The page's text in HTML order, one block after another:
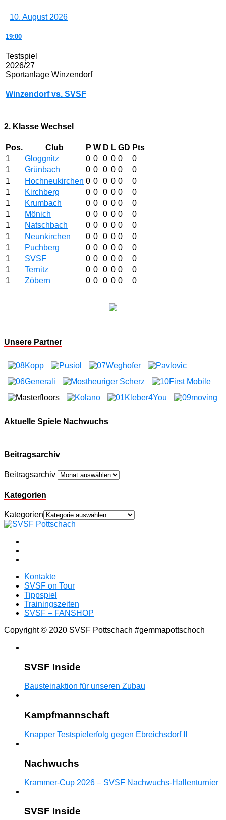
10. August 2026
19:00
Testspiel
2026/27
Sportanlage Winzendorf
Winzendorf vs. SVSF
2. Klasse Wechsel
Pos. Club P W D L GD Pts
1
Gloggnitz 0 0 0 0 0
0
1
Grünbach 0 0 0 0 0
0
1
Hochneukirchen 0 0 0 0 0
0
1
Kirchberg 0 0 0 0 0
0
1
Krumbach 0 0 0 0 0
0
1
Mönich 0 0 0 0 0
0
1
Natschbach 0 0 0 0 0
0
1
Neunkirchen 0 0 0 0 0
0
1
Puchberg 0 0 0 0 0
0
1
SVSF 0 0 0 0 0
0
1
Ternitz 0 0 0 0 0
0
1
Zöbern 0 0 0 0 0 0
Unsere Partner
Aktuelle Spiele Nachwuchs
Beitragsarchiv
Beitragsarchiv
Kategorien
Kategorien
Kontakte
SVSF on Tour
Tippspiel
Trainingszeiten
SVSF – FANSHOP
Copyright © 2020 SVSF Pottschach #gemmapottschoch
SVSF Inside
Bausteinaktion für unseren Zubau
Kampfmannschaft
Knapper Testspielerfolg gegen Ebreichsdorf II
Nachwuchs
Krammer-Cup 2026 – SVSF Nachwuchs-Hallenturnier
SVSF Inside